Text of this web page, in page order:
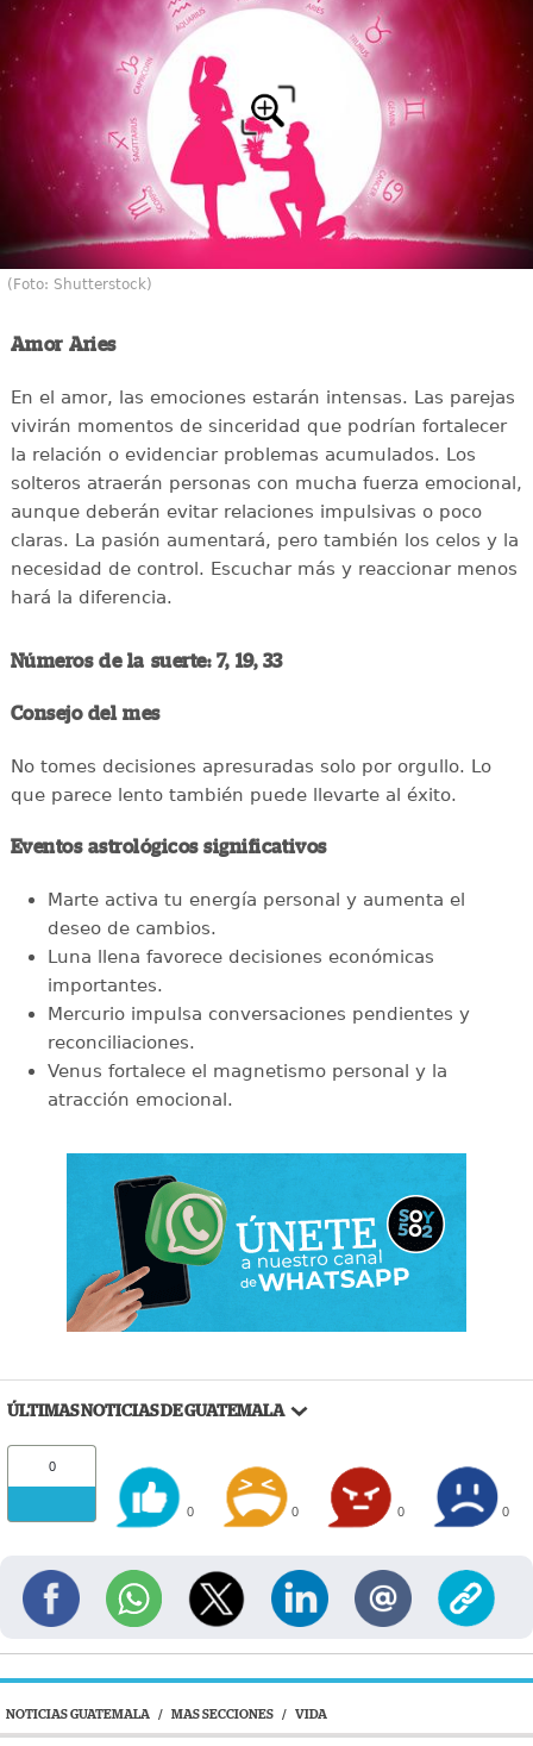
(Foto: Shutterstock)
Amor Aries
En el amor, las emociones estarán intensas. Las parejas
vivirán momentos de sinceridad que podrían fortalecer
la relación o evidenciar problemas acumulados. Los
solteros atraerán personas con mucha fuerza emocional,
aunque deberán evitar relaciones impulsivas o poco
claras. La pasión aumentará, pero también los celos y la
necesidad de control. Escuchar más y reaccionar menos
hará la diferencia.
Números de la suerte: 7, 19, 33
Consejo del mes
No tomes decisiones apresuradas solo por orgullo. Lo
que parece lento también puede llevarte al éxito.
Eventos astrológicos significativos
Marte activa tu energía personal y aumenta el
deseo de cambios.
Luna llena favorece decisiones económicas
importantes.
Mercurio impulsa conversaciones pendientes y
reconciliaciones.
Venus fortalece el magnetismo personal y la
atracción emocional.
ÚLTIMAS NOTICIAS DE GUATEMALA
0
0 0 0 0
NOTICIAS GUATEMALA / MAS SECCIONES / VIDA